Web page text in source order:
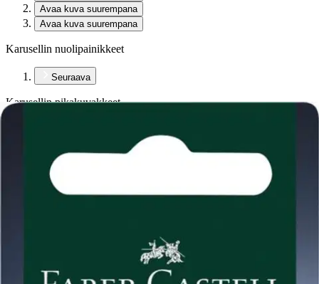
Avaa kuva suurempana
Avaa kuva suurempana
Karusellin nuolipainikkeet
Seuraava
Karusellin pikakuvakkeet